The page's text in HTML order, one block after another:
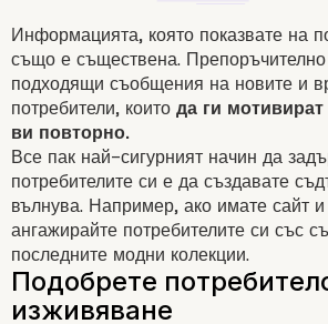
Информацията, която показвате на
също е съществена. Препоръчително
подходящи съобщения на новите и
потребители, които да ги
ви повторно.
Все пак най-сигурният начин да
потребителите си е да създавате
вълнува. Например, ако имате сайт и
ангажирайте потребителите си със
последните модни колекции.